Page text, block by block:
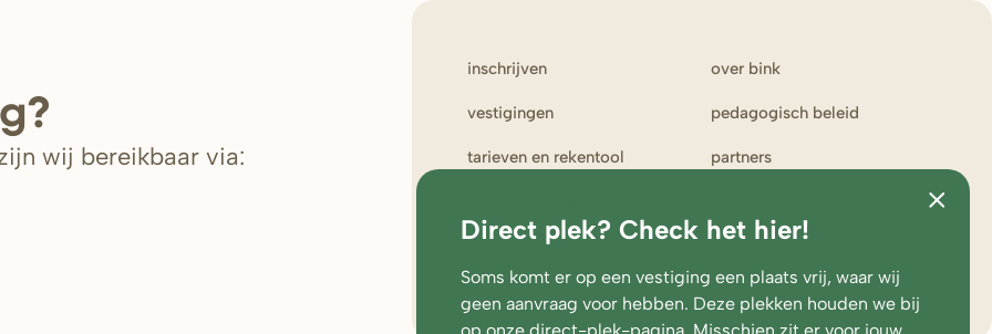
Direct plek? Check het hier!
Soms komt er op een vestiging een plaats vrij, waar wij
geen aanvraag voor hebben. Deze plekken houden we bij
wij bereikbaar via:
inschrijven over bink
vestigingen pedagogisch beleid
tarieven en rekentool partners
ouderportaal
toezicht en
medezeggenschap